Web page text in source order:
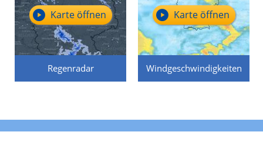
Regenradar
Karte öffnen
Windgeschwindigkeiten
Karte öffnen